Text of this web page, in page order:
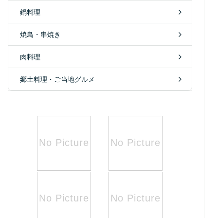
鍋料理
焼鳥・串焼き
肉料理
郷土料理・ご当地グルメ